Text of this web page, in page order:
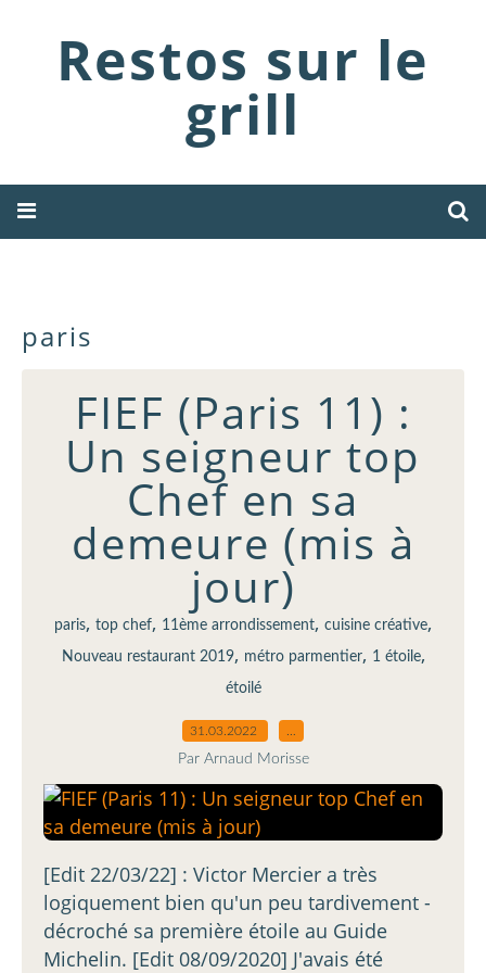
Restos sur le
grill
paris
FIEF (Paris 11) :
Un seigneur top
Chef en sa
demeure (mis à
jour)
paris, top chef, 11ème arrondissement, cuisine créative,
Nouveau restaurant 2019, métro parmentier, 1 étoile,
étoilé
31.03.2022
Par Arnaud Morisse
[Edit 22/03/22] : Victor Mercier a très
logiquement bien qu'un peu tardivement -
décroché sa première étoile au Guide
Michelin. [Edit 08/09/2020] J'avais été